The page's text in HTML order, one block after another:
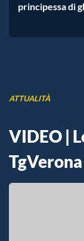
principessa di
ATTUALITÀ
VIDEO |